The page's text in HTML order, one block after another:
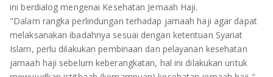
LAMPUNG SELATAN
PESAWARAN
TANGGAMUS
ini berdialog mengenai Kesehatan Jemaah Haji.
"Dalam rangka perlindungan terhadap jamaah haji agar dapat
melaksanakan ibadahnya sesuai dengan ketentuan Syariat
Islam, perlu dilakukan pembinaan dan pelayanan kesehatan
jamaah haji sebelum keberangkatan, hal ini dilakukan untuk